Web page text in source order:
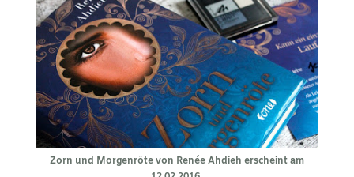
Zorn und Morgenröte von Renée Ahdieh erscheint am